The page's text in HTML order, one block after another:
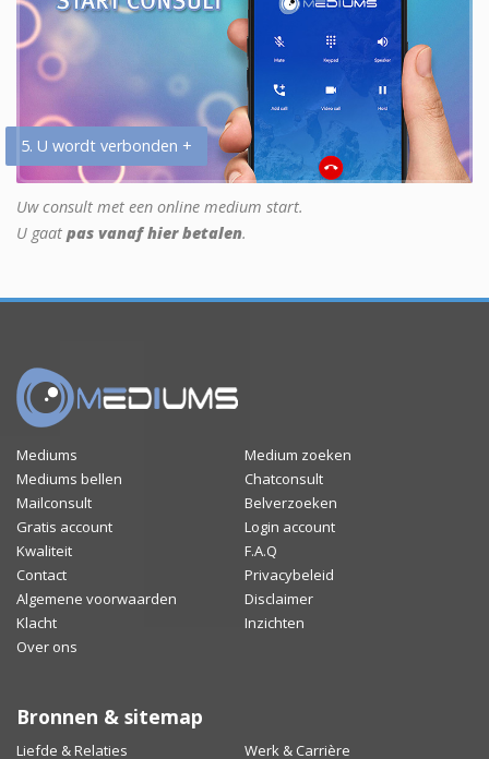
5. U wordt verbonden +
Uw consult met een online medium start.
U gaat pas vanaf hier betalen.
Mediums
Medium zoeken
Mediums bellen
Chatconsult
Mailconsult
Belverzoeken
Gratis account
Login account
Kwaliteit
F.A.Q
Contact
Privacybeleid
Algemene voorwaarden
Disclaimer
Klacht
Inzichten
Over ons
Bronnen & sitemap
Liefde & Relaties Werk & Carrière